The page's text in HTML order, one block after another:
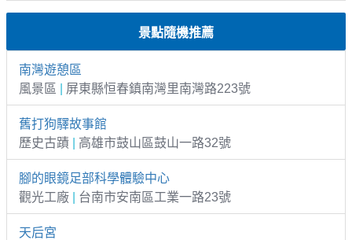
景點隨機推薦
南灣遊憩區
風景區
屏東縣恒春鎮南灣里南灣路223號
舊打狗驛故事館
歷史古蹟
高雄市鼓山區鼓山一路32號
腳的眼鏡足部科學體驗中心
觀光工廠
台南市安南區工業一路23號
天后宮